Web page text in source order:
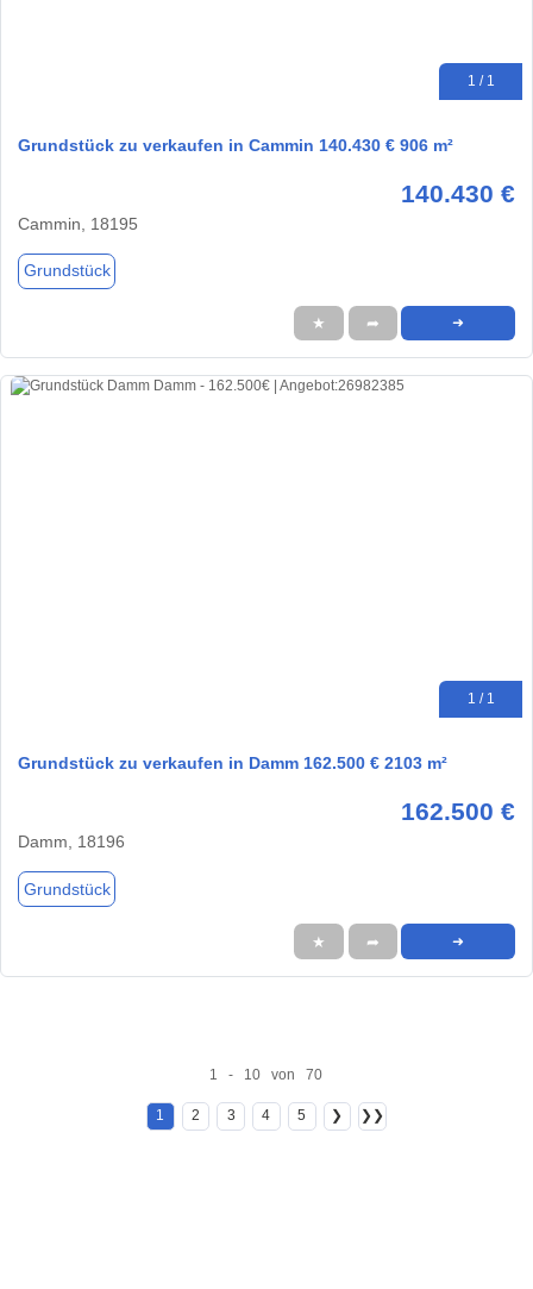
1 / 1
Grundstück zu verkaufen in Cammin 140.430 € 906 m²
140.430 €
Cammin, 18195
Grundstück
★ ➦ ➜
1 / 1
Grundstück zu verkaufen in Damm 162.500 € 2103 m²
162.500 €
Damm, 18196
Grundstück
★ ➦ ➜
1 - 10 von 70
1 2 3 4 5 ❯ ❯❯